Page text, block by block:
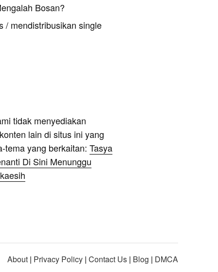
Bosan?
/ mendistribusikan single
tidak menyediakan
lain di situs ini yang
tema yang berkaitan: Tasya
Di Sini Menunggu
About | Privacy Policy | Contact Us | Blog | DMCA